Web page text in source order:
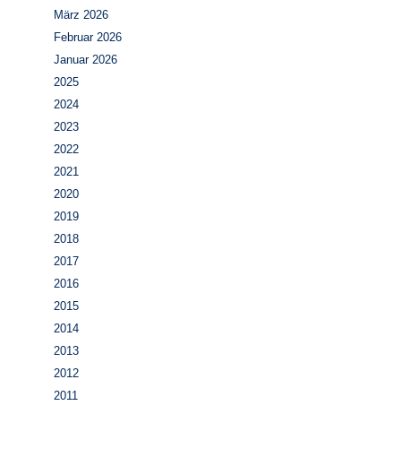
März 2026
Februar 2026
Januar 2026
2025
2024
2023
2022
2021
2020
2019
2018
2017
2016
2015
2014
2013
2012
2011